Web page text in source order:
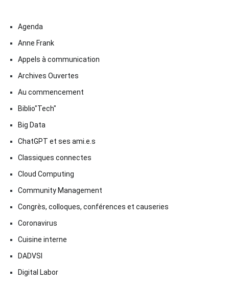
Agenda
Anne Frank
Appels à communication
Archives Ouvertes
Au commencement
Biblio"Tech"
Big Data
ChatGPT et ses ami.e.s
Classiques connectes
Cloud Computing
Community Management
Congrès, colloques, conférences et causeries
Coronavirus
Cuisine interne
DADVSI
Digital Labor